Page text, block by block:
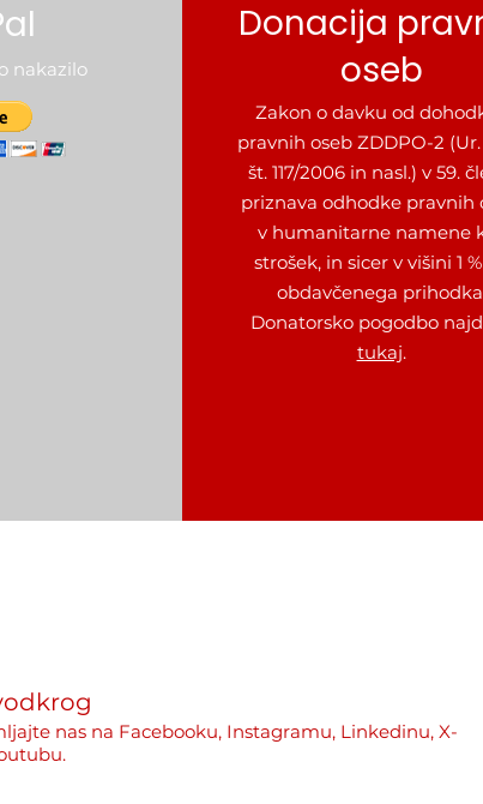
nakazilo
Donacija
oseb
Zakon o davku od
pravnih oseb ZDDPO-2 (Ur.
št. 117/2006 in nasl.) v 59.
priznava odhodke pravnih
v humanitarne namene
strošek, in sicer v višini 1
obdavčenega
Donatorsko pogodbo
tukaj.
nas na Facebooku, Instagramu, Linkedinu, X-